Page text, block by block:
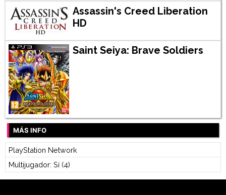
Assassin's Creed Liberation
HD
Saint Seiya: Brave Soldiers
MÁS INFO
PlayStation Network
Multijugador: Sí (4)